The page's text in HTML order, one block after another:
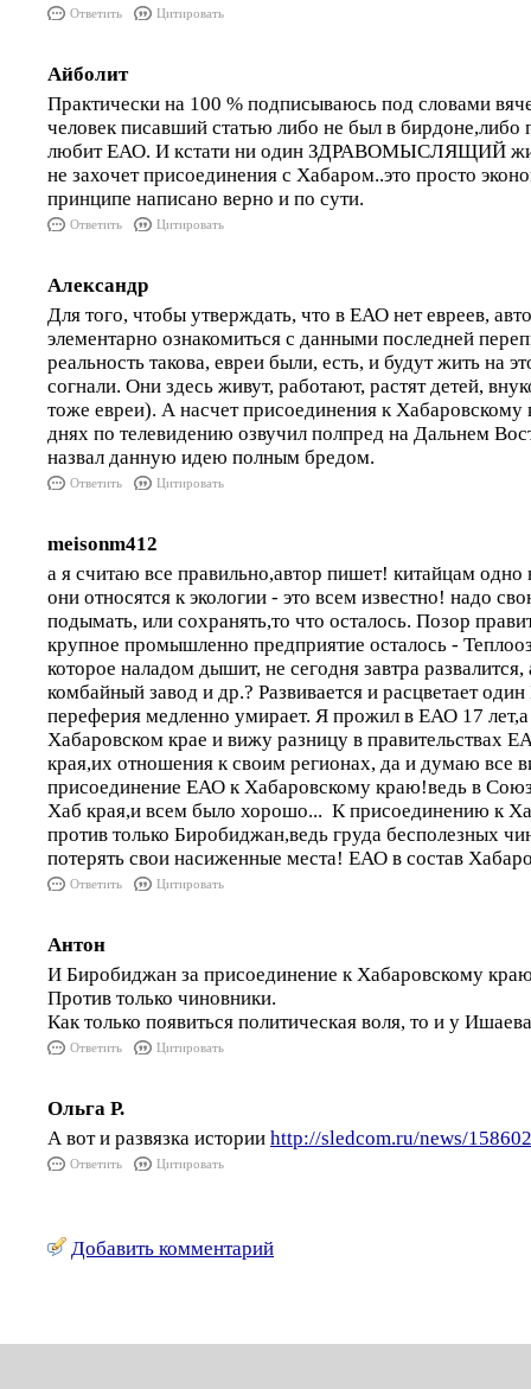
Ответить Цитировать
Айболит
Практически на 100 % подписываюсь под словами
человек писавший статью либо не был в бирдоне,либо
любит ЕАО. И кстати ни один ЗДРАВОМЫСЛЯЩИЙ
не захочет присоединения с Хабаром..это просто
принципе написано верно и по сути.
Ответить Цитировать
Александр
Для того, чтобы утверждать, что в ЕАО нет евреев,
элементарно ознакомиться с данными последней
реальность такова, евреи были, есть, и будут жить на
согнали. Они здесь живут, работают, растят детей,
тоже евреи). А насчет присоединения к Хабаровскому
днях по телевидению озвучил полпред на Дальнем
назвал данную идею полным бредом.
Ответить Цитировать
meisonm412
а я считаю все правильно,автор пишет! китайцам
они относятся к экологии - это всем известно! надо
подымать, или сохранять,то что осталось. Позор
крупное промышленно предприятие осталось -
которое наладом дышит, не сегодня завтра
комбайный завод и др.? Развивается и расцветает
переферия медленно умирает. Я прожил в ЕАО 17
Хабаровском крае и вижу разницу в правительствах
края,их отношения к своим регионах, да и думаю все
присоединение ЕАО к Хабаровскому краю!ведь в
Хаб края,и всем было хорошо... К присоединению к
против только Биробиджан,ведь груда бесполезных
потерять свои насиженные места! ЕАО в состав
Ответить Цитировать
Антон
И Биробиджан за присоединение к Хабаровскому
Против только чиновники.
Как только появиться политическая воля, то и у
Ответить Цитировать
Ольга Р.
А вот и развязка истории http://sledcom.ru/news/
Ответить Цитировать
Добавить комментарий